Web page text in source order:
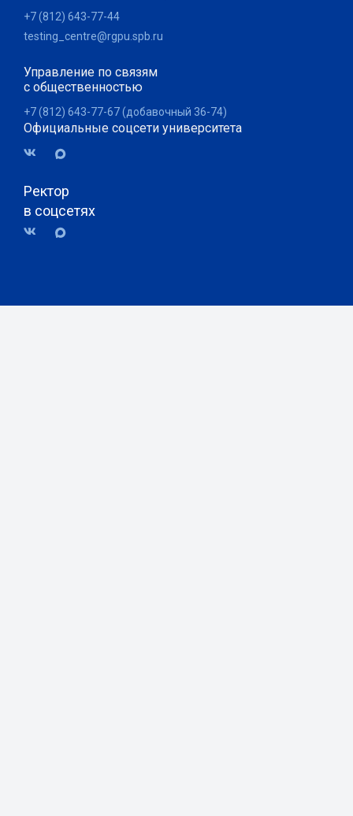
+7 (812) 643-77-44
testing_centre@rgpu.spb.ru
Управление по связям
с общественностью
+7 (812) 643-77-67 (добавочный 36-74)
Официальные соцсети университета
Ректор
в соцсетях